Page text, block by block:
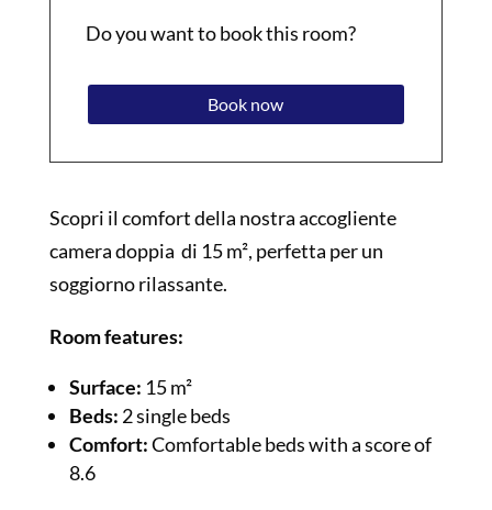
Do you want to book this room?
Book now
Scopri il comfort della nostra accogliente
camera doppia di 15 m², perfetta per un
soggiorno rilassante.
Room features:
Surface: 15 m²
Beds: 2 single beds
Comfort:Comfortable beds with a score of
8.6